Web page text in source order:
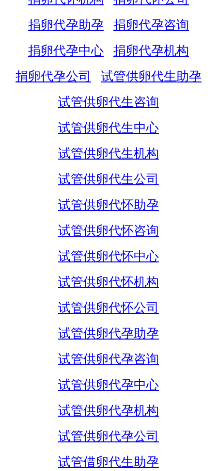
捐卵代孕助孕
捐卵代孕咨询
捐卵代孕中心
捐卵代孕机构
捐卵代孕公司
试管供卵代生助孕
试管供卵代生咨询
试管供卵代生中心
试管供卵代生机构
试管供卵代生公司
试管供卵代怀助孕
试管供卵代怀咨询
试管供卵代怀中心
试管供卵代怀机构
试管供卵代怀公司
试管供卵代孕助孕
试管供卵代孕咨询
试管供卵代孕中心
试管供卵代孕机构
试管供卵代孕公司
试管借卵代生助孕